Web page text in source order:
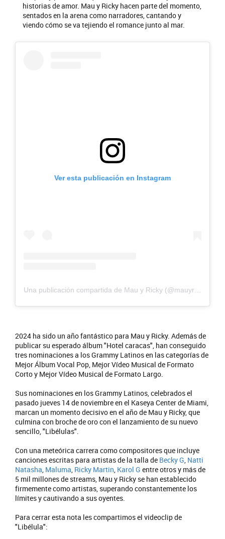
historias de amor. Mau y Ricky hacen parte del momento,
sentados en la arena como narradores, cantando y
viendo cómo se va tejiendo el romance junto al mar.
Ver esta publicación en Instagram
2024 ha sido un año fantástico para Mau y Ricky. Además de
publicar su esperado álbum "Hotel caracas", han conseguido
tres nominaciones a los Grammy Latinos en las categorías de
Mejor Álbum Vocal Pop, Mejor Vídeo Musical de Formato
Corto y Mejor Vídeo Musical de Formato Largo.
Sus nominaciones en los Grammy Latinos, celebrados el
pasado jueves 14 de noviembre en el Kaseya Center de Miami,
marcan un momento decisivo en el año de Mau y Ricky, que
culmina con broche de oro con el lanzamiento de su nuevo
sencillo, "Libélulas".
Con una meteórica carrera como compositores que incluye
canciones escritas para artistas de la talla de Becky G Natti
Natasha Maluma Ricky Martin Karol G entre otros y más de
5 mil millones de streams, Mau y Ricky se han establecido
firmemente como artistas, superando constantemente los
límites y cautivando a sus oyentes.
Para cerrar esta nota les compartimos el videoclip de
"Libélula":